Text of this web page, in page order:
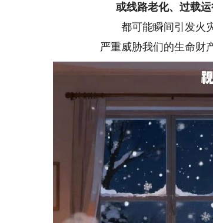
或线路老化、过载
都可能瞬间引发火
严重威胁我们的生命财